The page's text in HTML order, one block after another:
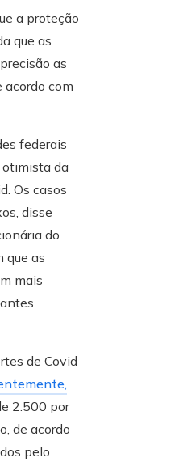
a proteção
que as
as
com
federais
da
Os casos
disse
do
que as
mais
de Covid
2.500 por
de acordo
pelo